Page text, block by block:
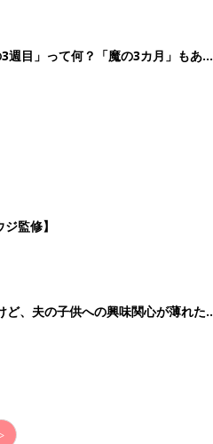
目」って何？「魔の3カ月」もある
監修】
、夫の子供への興味関心が薄れた
>